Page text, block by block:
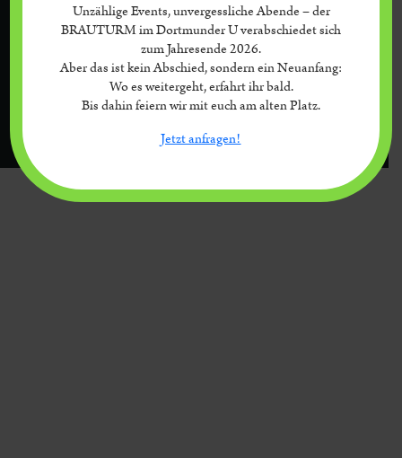
Melde Dich für unseren
Newsletter an!
Unzählige Events, unvergessliche Abende – der
BRAUTURM im Dortmunder U verabschiedet sich
zum Jahresende 2026.
Aber das ist kein Abschied, sondern ein Neuanfang:
Wo es weitergeht, erfahrt ihr bald.
Bis dahin feiern wir mit euch am alten Platz.
Jetzt anfragen!